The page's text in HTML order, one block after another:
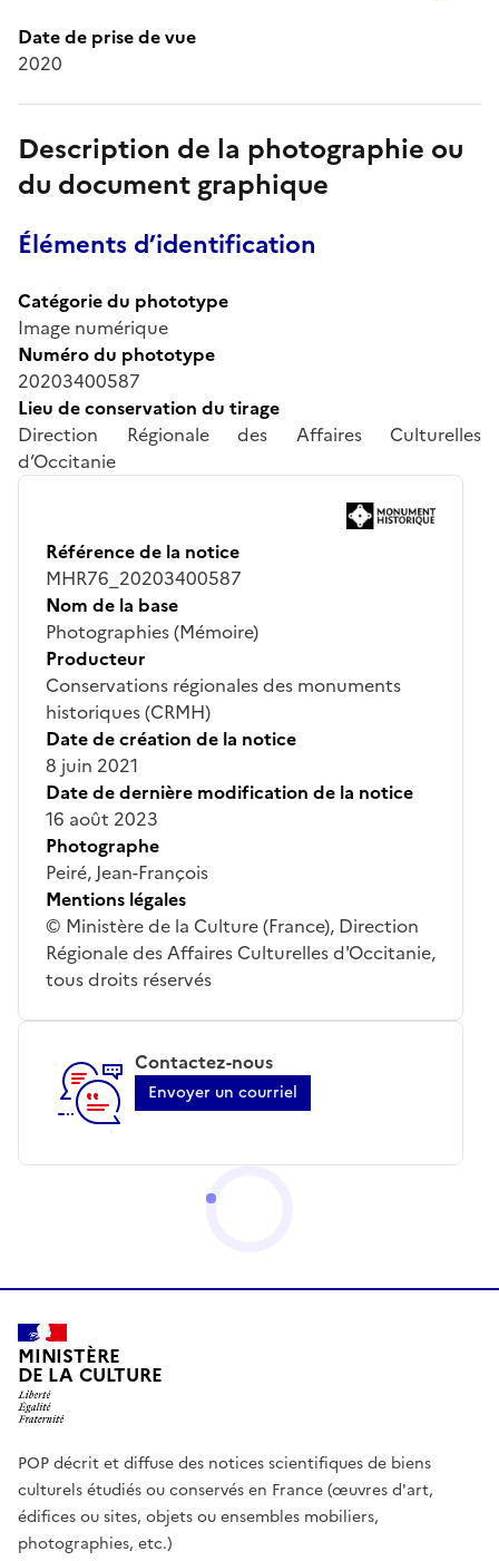
Date de prise de vue
2020
Description de la photographie ou
du document graphique
Éléments d’identification
Catégorie du phototype
Image numérique
Numéro du phototype
20203400587
Lieu de conservation du tirage
Direction Régionale des Affaires Culturelles
d’Occitanie
Référence de la notice
MHR76_20203400587
Nom de la base
Photographies (Mémoire)
Producteur
Conservations régionales des monuments
historiques (CRMH)
Date de création de la notice
8 juin 2021
Date de dernière modification de la notice
16 août 2023
Photographe
Peiré, Jean-François
Mentions légales
© Ministère de la Culture (France), Direction
Régionale des Affaires Culturelles d'Occitanie,
tous droits réservés
Contactez-nous
Envoyer un courriel
MINISTÈRE
DE LA CULTURE
POP décrit et diffuse des notices scientifiques de biens
culturels étudiés ou conservés en France (œuvres d'art,
édifices ou sites, objets ou ensembles mobiliers,
photographies, etc.)